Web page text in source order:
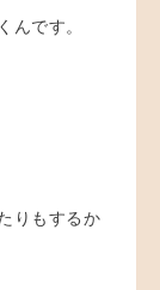
んです。
りもするか